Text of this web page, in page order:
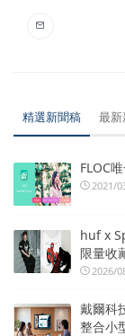
精選新聞稿 最
FLOC
2021/
huf x
限量收
2026/
戴爾科
整合小